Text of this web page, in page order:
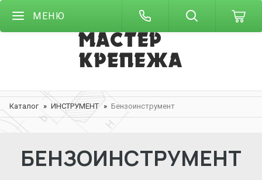
МЕНЮ
Каталог ИНСТРУМЕНТ Бензоинструмент
БЕНЗОИНСТРУМЕНТ